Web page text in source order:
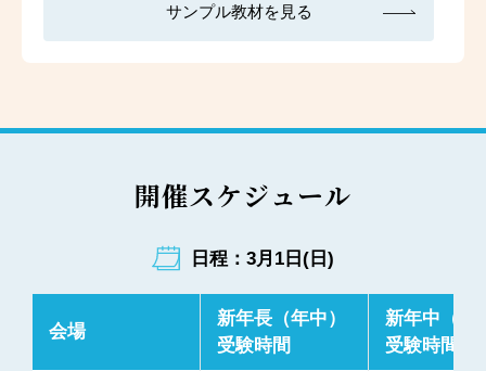
サンプル教材を見る
開催スケジュール
日程：3月1日(日)
会場
新年長（年中）
受験時間
新年中（年
受験時間